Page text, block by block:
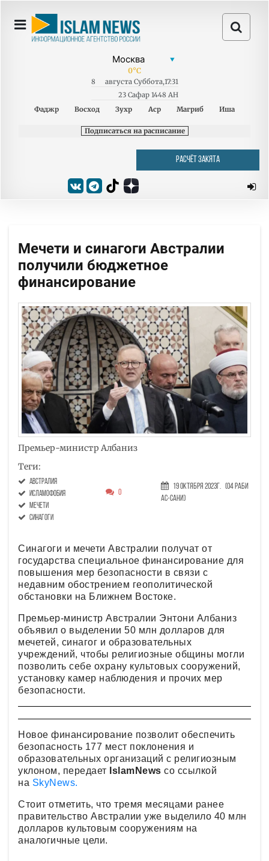
0°C
8 августа Суббота,17:31
23 Сафар 1448 AH
Фаджр
Восход Зухр Аср Магриб Иша
Подписаться на расписание
РАСЧЁТ ЗАКЯТА
Мечети и синагоги Австралии
получили бюджетное
финансирование
Премьер-министр Албаниз
Теги:
Австралия
исламофобия
мечети
синагоги
0
19 Октября 2023г. (04 Раби
ас-сани)
Синагоги и мечети Австралии получат от
государства специальное финансирование для
повышения мер безопасности в связи с
недавним обострением геополитической
обстановки на Ближнем Востоке.
Премьер-министр Австралии Энтони Албаниз
объявил о выделении 50 млн долларов для
мечетей, синагог и образовательных
учреждений, чтобы религиозные общины могли
позволить себе охрану культовых сооружений,
установку камер наблюдения и прочих мер
безопасности.
Новое финансирование позволит обеспечить
безопасность 177 мест поклонения и
образовательных организаций с религиозным
уклоном, передает IslamNews со ссылкой
на SkyNews.
Стоит отметить, что тремя месяцами ранее
правительство Австралии уже выделило 40 млн
долларов культовым сооружениям на
аналогичные цели.